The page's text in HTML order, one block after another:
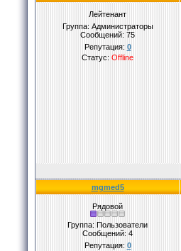
Лейтенант
Группа: Администраторы
Сообщений: 75
Репутация: 0
Статус: Offline
mgmed5
Рядовой
Группа: Пользователи
Сообщений: 4
Репутация: 0